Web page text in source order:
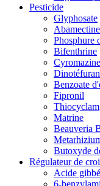
Pesticide
Glyphosate
Abamectine
Phosphure
Bifenthrine
Cyromazine
Dinotéfuran
Benzoate
Fipronil
Thiocyclam
Matrine
Beauveria
Butoxyde
Régulateur de
Acide
6-